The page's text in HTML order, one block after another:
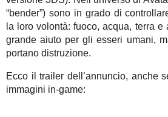
“bender”) sono in grado di
la loro volontà: fuoco, acqua, terra
grande aiuto per gli esseri umani,
portano distruzione.
Ecco il trailer dell’annuncio, anche
immagini in-game: